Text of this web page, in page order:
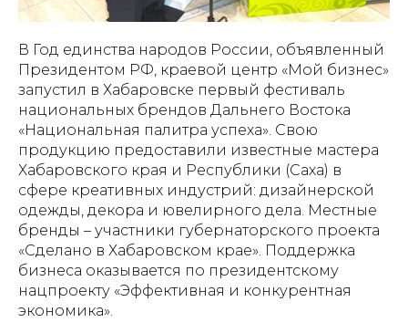
В Год единства народов России, объявленный
Президентом РФ, краевой центр «Мой бизнес»
запустил в Хабаровске первый фестиваль
национальных брендов Дальнего Востока
«Национальная палитра успеха». Свою
продукцию предоставили известные мастера
Хабаровского края и Республики (Саха) в
сфере креативных индустрий: дизайнерской
одежды, декора и ювелирного дела. Местные
бренды – участники губернаторского проекта
«Сделано в Хабаровском крае». Поддержка
бизнеса оказывается по президентскому
нацпроекту «Эффективная и конкурентная
экономика».